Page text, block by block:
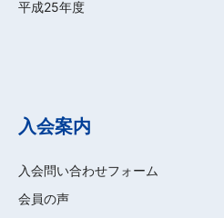
平成25年度
入会案内
入会問い合わせフォーム
会員の声